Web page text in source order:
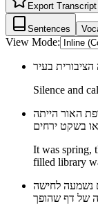
Export Transcript
Sentences
View Mode:
Silence and
האור הייתה
It was spring,
filled library
נשמעה לחישה